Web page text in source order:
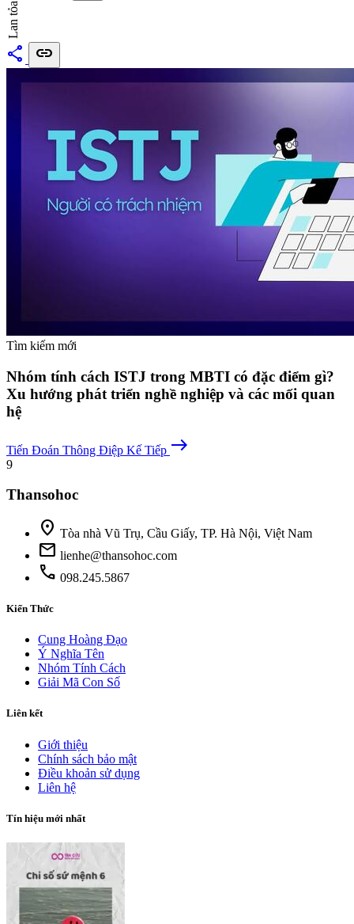
Lan tỏa
share link
Tìm kiếm mới
Nhóm tính cách ISTJ trong MBTI có đặc điểm gì?
Xu hướng phát triển nghề nghiệp và các mối quan
hệ
Tiến Đoán Thông Điệp Kế Tiếp east
9
Thansohoc
location_on Tòa nhà Vũ Trụ, Cầu Giấy, TP. Hà Nội, Việt Nam
mail lienhe@thansohoc.com
phone 098.245.5867
Kiến Thức
Cung Hoàng Đạo
Ý Nghĩa Tên
Nhóm Tính Cách
Giải Mã Con Số
Liên kết
Giới thiệu
Chính sách bảo mật
Điều khoản sử dụng
Liên hệ
Tín hiệu mới nhất